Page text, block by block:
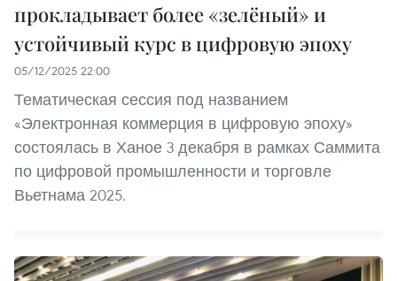
прокладывает более «зелёный» и
устойчивый курс в цифровую эпоху
05/12/2025 22:00
Тематическая сессия под названием
«Электронная коммерция в цифровую эпоху»
состоялась в Ханое 3 декабря в рамках Саммита
по цифровой промышленности и торговле
Вьетнама 2025.